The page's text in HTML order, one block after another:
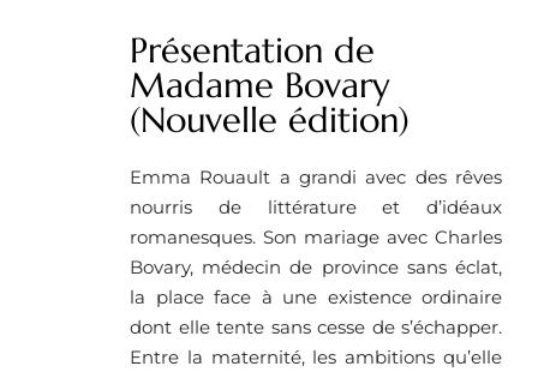
Présentation de
Madame Bovary
(Nouvelle édition)
Emma Rouault a grandi avec des rêves
nourris de littérature et d’idéaux
romanesques. Son mariage avec Charles
Bovary, médecin de province sans éclat,
la place face à une existence ordinaire
dont elle tente sans cesse de s’échapper.
Entre la maternité, les ambitions qu’elle